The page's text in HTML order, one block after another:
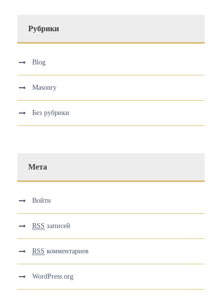
Рубрики
Blog
Masonry
Без рубрики
Мета
Войти
RSS записей
RSS комментариев
WordPress.org